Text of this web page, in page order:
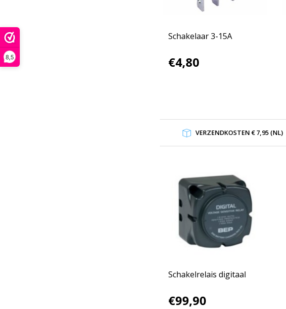
8,5
Schakelaar 3-15A
€4,80
VERZENDKOSTEN € 7,95 (NL)
Schakelrelais digitaal
€99,90